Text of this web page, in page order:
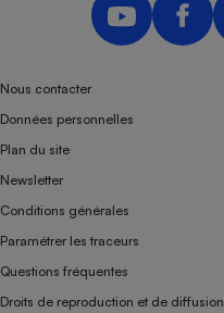
Nous contacter
Données personnelles
Plan du site
Newsletter
Conditions générales
Paramétrer les traceurs
Questions fréquentes
Droits de reproduction et de diffusion